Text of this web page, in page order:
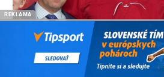
Juraj Slafkovský bol draftovanou jednotkou
REKLAMA